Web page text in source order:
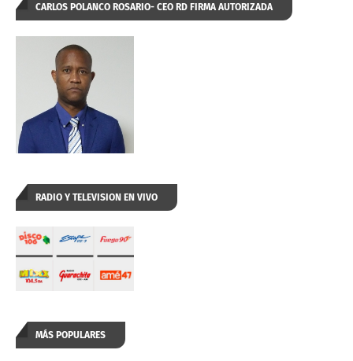
CARLOS POLANCO ROSARIO- CEO RD FIRMA AUTORIZADA
RADIO Y TELEVISION EN VIVO
MÁS POPULARES